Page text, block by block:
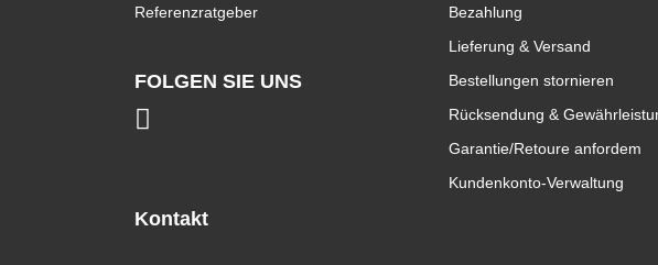
Referenzratgeber
FOLGEN SIE UNS
Bezahlung
Lieferung & Versand
Bestellungen stornieren
Rücksendung &
Garantie/Retoure anfordem
Kundenkonto-Verwaltung
Kontakt